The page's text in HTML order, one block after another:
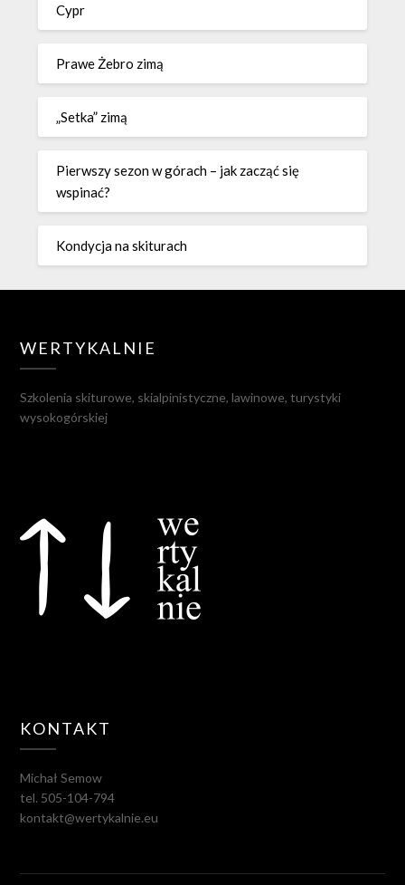
Cypr
Prawe Żebro zimą
„Setka” zimą
Pierwszy sezon w górach – jak zacząć się
wspinać?
Kondycja na skiturach
WERTYKALNIE
Szkolenia skiturowe, skialpinistyczne, lawinowe, turystyki
wysokogórskiej
KONTAKT
Michał Semow
tel. 505-104-794
kontakt@wertykalnie.eu